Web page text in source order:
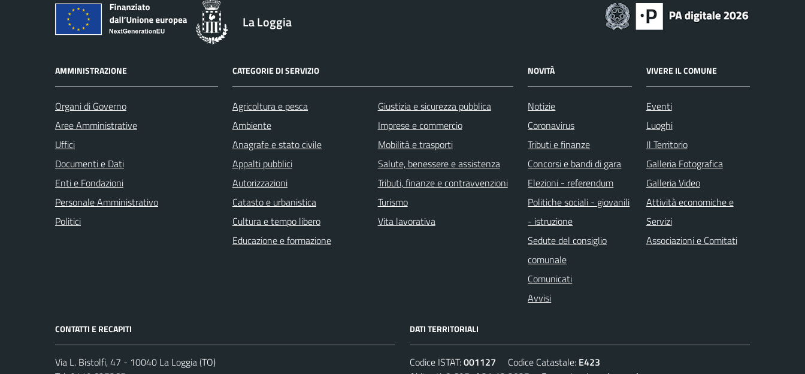
La Loggia
AMMINISTRAZIONE
Organi di Governo
Aree Amministrative
Uffici
Documenti e Dati
Enti e Fondazioni
Personale Amministrativo
Politici
CATEGORIE DI SERVIZIO
Agricoltura e pesca
Ambiente
Anagrafe e stato civile
Appalti pubblici
Autorizzazioni
Catasto e urbanistica
Cultura e tempo libero
Educazione e formazione
Giustizia e sicurezza pubblica
Imprese e commercio
Mobilità e trasporti
Salute, benessere e assistenza
Tributi, finanze e contravvenzioni
Turismo
Vita lavorativa
NOVITÀ
Notizie
Coronavirus
Tributi e finanze
Concorsi e bandi di gara
Elezioni - referendum
Politiche sociali - giovanili
- istruzione
Sedute del consiglio
comunale
Comunicati
Avvisi
VIVERE IL COMUNE
Eventi
Luoghi
Il Territorio
Galleria Fotografica
Galleria Video
Attività economiche e
Servizi
Associazioni e Comitati
CONTATTI E RECAPITI
Via L. Bistolfi, 47 - 10040 La Loggia (TO)
DATI TERRITORIALI
Codice ISTAT:001127 Codice Catastale: E423